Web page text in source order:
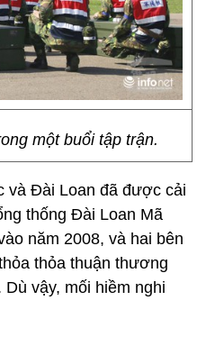
một buổi tập trận.
và Đài Loan đã được cải
thống Đài Loan Mã
năm 2008, và hai bên
thỏa thuận thương
vậy, mối hiềm nghi